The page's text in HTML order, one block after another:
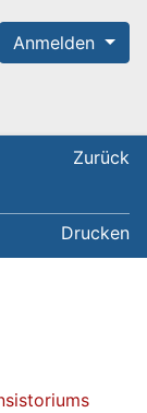
Anmelden
Zurück
Drucken